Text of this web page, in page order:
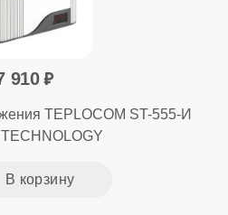
910
TEPLOCOM ST-555-И